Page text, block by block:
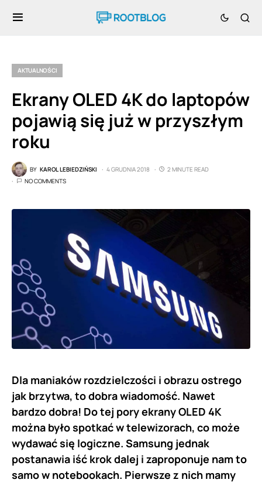
AKTUALNOŚCI
Ekrany OLED 4K do laptopów
pojawią się już w przyszłym
roku
BY KAROL LEBIEDZIŃSKI 4 GRUDNIA 2018
2 MINUTE READ
NO COMMENTS
Dla maniaków rozdzielczości i obrazu ostrego
jak brzytwa, to dobra wiadomość. Nawet
bardzo dobra! Do tej pory ekrany OLED 4K
można było spotkać w telewizorach, co może
wydawać się logiczne. Samsung jednak
postanawia iść krok dalej i zaproponuje nam to
samo w notebookach. Pierwsze z nich mamy